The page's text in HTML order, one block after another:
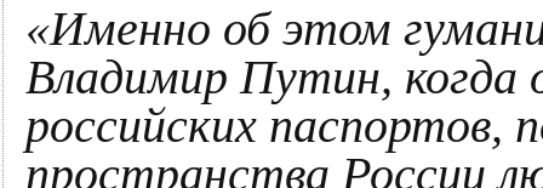
«Именно об этом
Владимир Путин, когда
российских паспортов,
пространства России